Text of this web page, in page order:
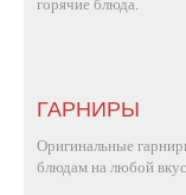
ГАРНИРЫ
Оригинальные
блюдам на любой